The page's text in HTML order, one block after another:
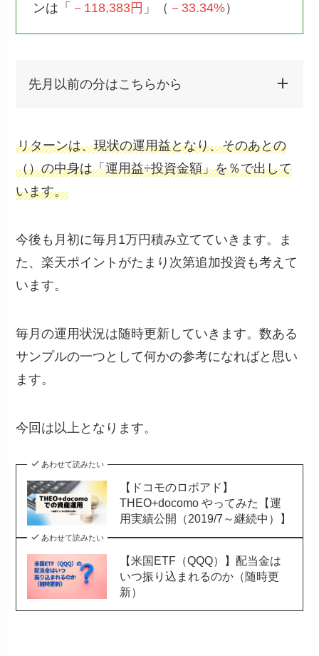
ンは「 －118,383円 」（ －33.34%）
先月以前の分はこちらから
リターンは、現状の運用益となり、そのあとの
（）の中身は「運用益÷投資金額」を％で出して
います。
今後も月初に毎月1万円積み立てていきます。ま
た、楽天ポイントがたまり次第追加投資も考えて
います。
毎月の運用状況は随時更新していきます。数ある
サンプルの一つとして何かの参考になればと思い
ます。
今回は以上となります。
あわせて読みたい
【ドコモのロボアド】
THEO+docomo やってみた【運
用実績公開（2019/7～継続中）】
あわせて読みたい
【米国ETF（QQQ）】配当金は
いつ振り込まれるのか（随時更
新）